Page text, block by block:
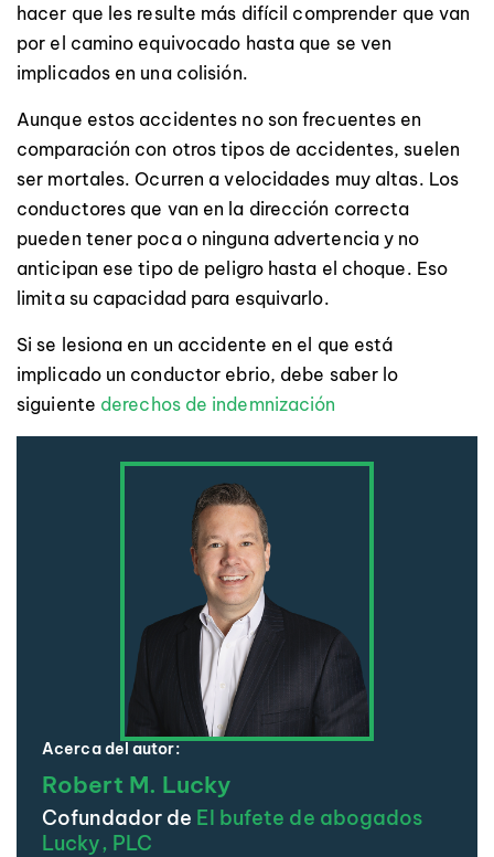
hacer que les resulte más difícil comprender que van
por el camino equivocado hasta que se ven
implicados en una colisión.
Aunque estos accidentes no son frecuentes en
comparación con otros tipos de accidentes, suelen
ser mortales. Ocurren a velocidades muy altas. Los
conductores que van en la dirección correcta
pueden tener poca o ninguna advertencia y no
anticipan ese tipo de peligro hasta el choque. Eso
limita su capacidad para esquivarlo.
Si se lesiona en un accidente en el que está
implicado un conductor ebrio, debe saber lo
siguiente derechos de indemnización
Acerca del autor:
Robert M. Lucky
Cofundador de El bufete de abogados
Lucky, PLC